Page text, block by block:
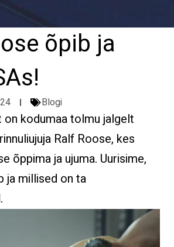
õpib ja
Blogi
kodumaa tolmu jalgelt
Ralf Roose, kes
õppima ja ujuma. Uurisime,
ja millised on ta